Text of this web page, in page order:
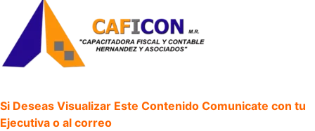
Si Deseas Visualizar Este Contenido Comunicate con tu
Ejecutiva o al correo